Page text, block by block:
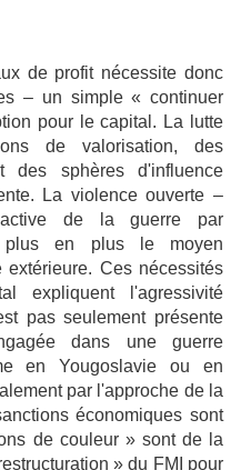
de profit nécessite donc
– un simple « continuer
pour le capital. La lutte
de valorisation, des
des sphères d'influence
La violence ouverte –
de la guerre par
plus en plus le moyen
Ces nécessités
expliquent l'agressivité
pas seulement présente
dans une guerre
en Yougoslavie ou en
par l'approche de la
économiques sont
de couleur » sont de la
» du FMI pour